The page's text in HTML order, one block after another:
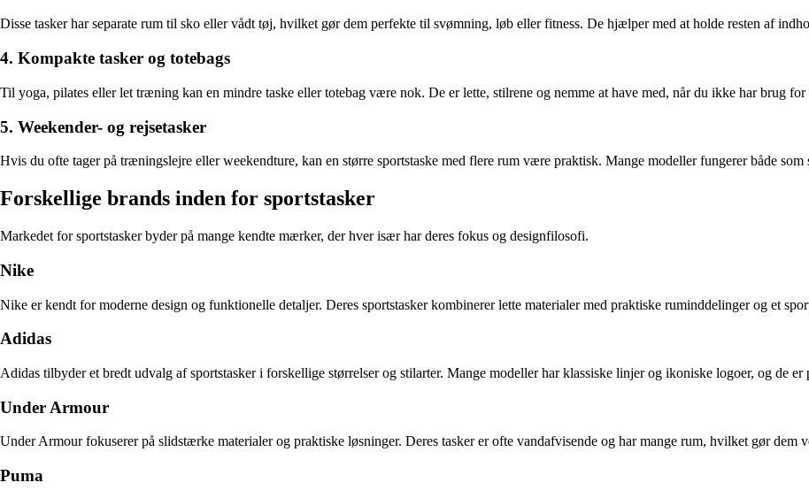
Disse tasker har separate rum til sko eller vådt tøj, hvilket gør dem perfekte til svømning, løb eller fitness. De hjælper med at holde resten af
4. Kompakte tasker og totebags
Til yoga, pilates eller let træning kan en mindre taske eller totebag være nok. De er lette, stilrene og nemme at have med, når du ikke har brug for
5. Weekender- og rejsetasker
Hvis du ofte tager på træningslejre eller weekendture, kan en større sportstaske med flere rum være praktisk. Mange modeller fungerer både
Forskellige brands inden for sportstasker
Markedet for sportstasker byder på mange kendte mærker, der hver især har deres fokus og designfilosofi.
Nike
Nike er kendt for moderne design og funktionelle detaljer. Deres sportstasker kombinerer lette materialer med praktiske ruminddelinger og et
Adidas
Adidas tilbyder et bredt udvalg af sportstasker i forskellige størrelser og stilarter. Mange modeller har klassiske linjer og ikoniske logoer, og de
Under Armour
Under Armour fokuserer på slidstærke materialer og praktiske løsninger. Deres tasker er ofte vandafvisende og har mange rum, hvilket gør dem
Puma